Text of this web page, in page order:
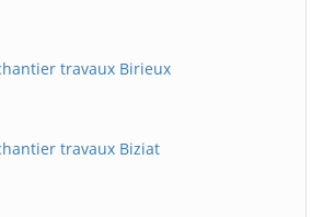
travaux Birieux
travaux Biziat